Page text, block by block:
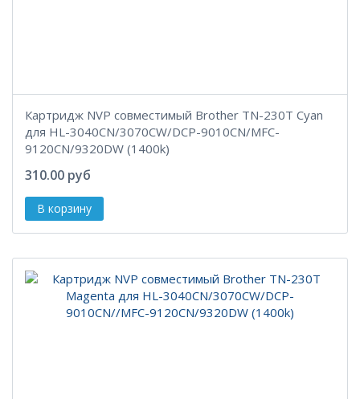
Картридж NVP совместимый Brother TN-230T Cyan
для HL-3040CN/3070CW/DCP-9010CN/MFC-
9120CN/9320DW (1400k)
310.00 руб